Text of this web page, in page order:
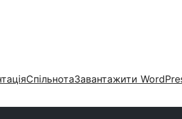
СпільнотаЗавантажити